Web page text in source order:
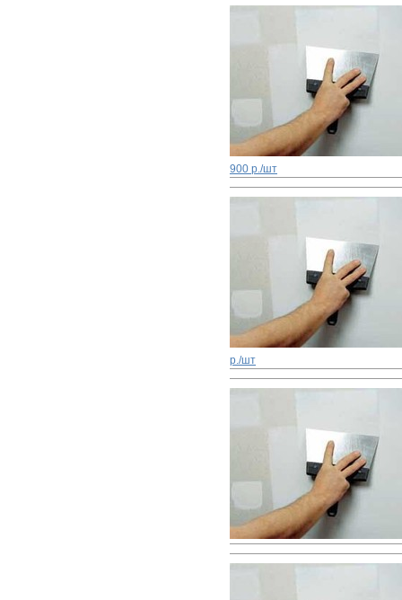
900 р./шт
р./шт